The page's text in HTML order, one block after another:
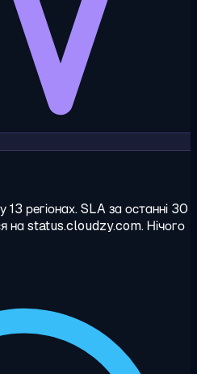
регіонах. SLA за останні 30
на status.cloudzy.com. Нічого